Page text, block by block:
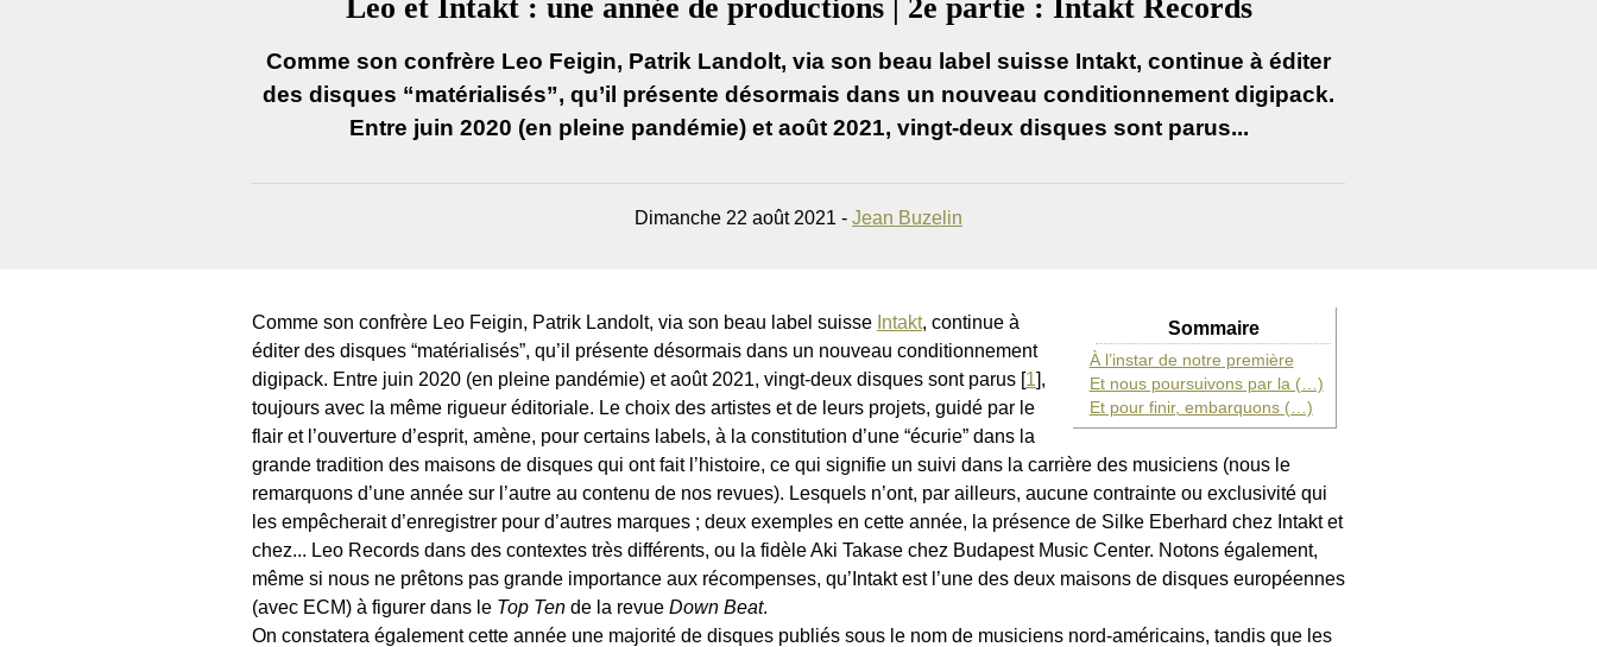
Leo et Intakt : une année de productions | 2e partie : Intakt Records
Comme son confrère Leo Feigin, Patrik Landolt, via son beau label suisse Intakt, continue à éditer
des disques “matérialisés”, qu’il présente désormais dans un nouveau conditionnement digipack.
Entre juin 2020 (en pleine pandémie) et août 2021, vingt-deux disques sont parus...
Dimanche 22 août 2021 - Jean Buzelin
Sommaire
À l’instar de notre première
Et nous poursuivons par la (…)
Et pour finir, embarquons (…)
Comme son confrère Leo Feigin, Patrik Landolt, via son beau label suisse Intakt, continue à
éditer des disques “matérialisés”, qu’il présente désormais dans un nouveau conditionnement
digipack. Entre juin 2020 (en pleine pandémie) et août 2021, vingt-deux disques sont parus [1],
toujours avec la même rigueur éditoriale. Le choix des artistes et de leurs projets, guidé par le
flair et l’ouverture d’esprit, amène, pour certains labels, à la constitution d’une “écurie” dans la
grande tradition des maisons de disques qui ont fait l’histoire, ce qui signifie un suivi dans la carrière des musiciens (nous le
remarquons d’une année sur l’autre au contenu de nos revues). Lesquels n’ont, par ailleurs, aucune contrainte ou exclusivité qui
les empêcherait d’enregistrer pour d’autres marques ; deux exemples en cette année, la présence de Silke Eberhard chez Intakt et
chez... Leo Records dans des contextes très différents, ou la fidèle Aki Takase chez Budapest Music Center. Notons également,
même si nous ne prêtons pas grande importance aux récompenses, qu’Intakt est l’une des deux maisons de disques européennes
(avec ECM) à figurer dans le Top Ten de la revue Down Beat.
On constatera également cette année une majorité de disques publiés sous le nom de musiciens nord-américains, tandis que les